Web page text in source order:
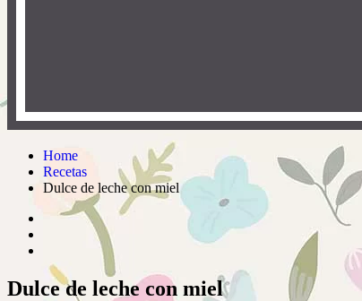
Home
Recetas
Dulce de leche con miel
Dulce de leche con miel